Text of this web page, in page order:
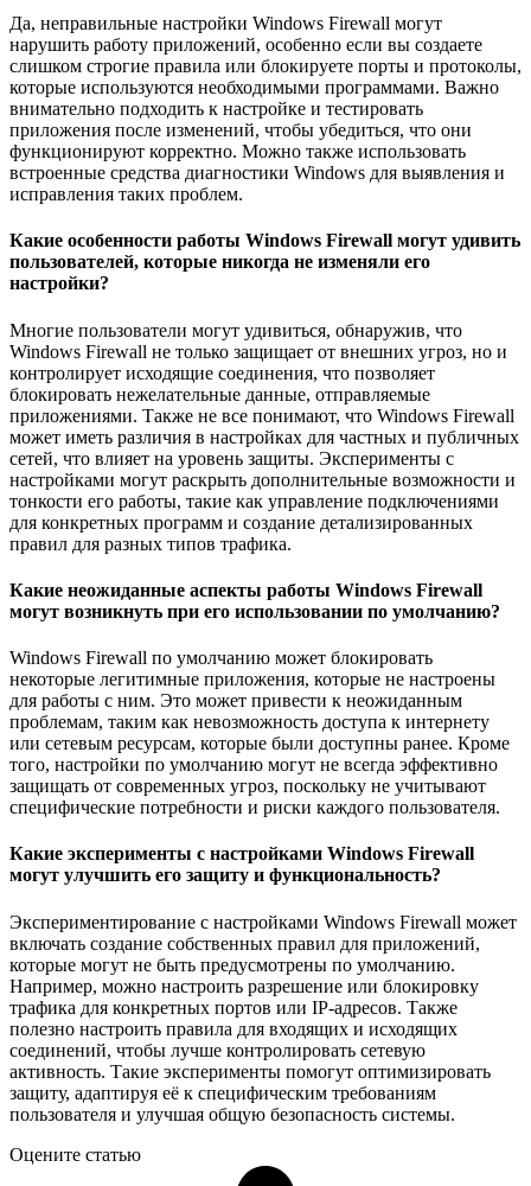
Да, неправильные настройки Windows Firewall могут
нарушить работу приложений, особенно если вы создаете
слишком строгие правила или блокируете порты и протоколы,
которые используются необходимыми программами. Важно
внимательно подходить к настройке и тестировать
приложения после изменений, чтобы убедиться, что они
функционируют корректно. Можно также использовать
встроенные средства диагностики Windows для выявления и
исправления таких проблем.
Какие особенности работы Windows Firewall могут удивить
пользователей, которые никогда не изменяли его
настройки?
Многие пользователи могут удивиться, обнаружив, что
Windows Firewall не только защищает от внешних угроз, но и
контролирует исходящие соединения, что позволяет
блокировать нежелательные данные, отправляемые
приложениями. Также не все понимают, что Windows Firewall
может иметь различия в настройках для частных и публичных
сетей, что влияет на уровень защиты. Эксперименты с
настройками могут раскрыть дополнительные возможности и
тонкости его работы, такие как управление подключениями
для конкретных программ и создание детализированных
правил для разных типов трафика.
Какие неожиданные аспекты работы Windows Firewall
могут возникнуть при его использовании по умолчанию?
Windows Firewall по умолчанию может блокировать
некоторые легитимные приложения, которые не настроены
для работы с ним. Это может привести к неожиданным
проблемам, таким как невозможность доступа к интернету
или сетевым ресурсам, которые были доступны ранее. Кроме
того, настройки по умолчанию могут не всегда эффективно
защищать от современных угроз, поскольку не учитывают
специфические потребности и риски каждого пользователя.
Какие эксперименты с настройками Windows Firewall
могут улучшить его защиту и функциональность?
Экспериментирование с настройками Windows Firewall может
включать создание собственных правил для приложений,
которые могут не быть предусмотрены по умолчанию.
Например, можно настроить разрешение или блокировку
трафика для конкретных портов или IP-адресов. Также
полезно настроить правила для входящих и исходящих
соединений, чтобы лучше контролировать сетевую
активность. Такие эксперименты помогут оптимизировать
защиту, адаптируя её к специфическим требованиям
пользователя и улучшая общую безопасность системы.
Оцените статью